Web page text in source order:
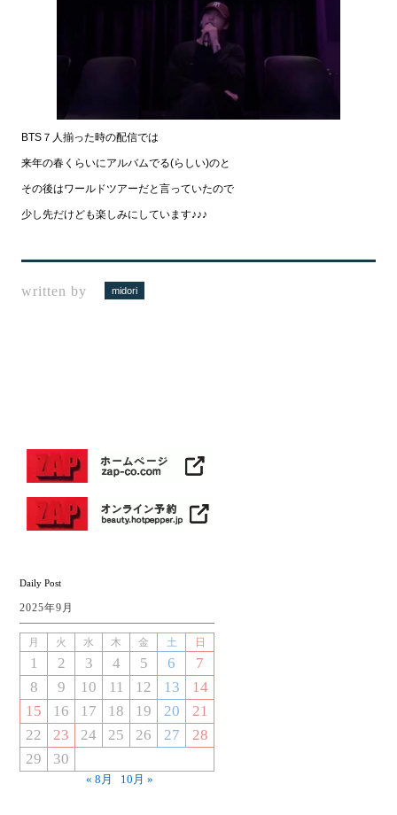
BTS７人揃った時の配信では
来年の春くらいにアルバムでる(らしい)のと
その後はワールドツアーだと言っていたので
少し先だけども楽しみにしています♪♪♪
written by midori
Daily Post
2025年9月
月 火 水 木 金 土 日
1 2 3 4 5 6
7
8
9 10 11 12 13
14
15
16 17 18 19 20
21
22
23 24 25 26 27
28
29
30
« 8月 10月 »